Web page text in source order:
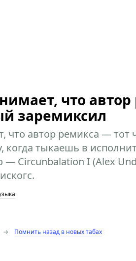
что
заремиксил
что автор ремикса — тот
когда тыкаешь в
— Circunbalation I (Alex
→ Помнить назад в новых табах